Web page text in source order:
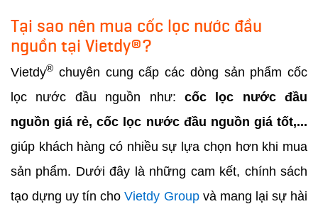
Tại sao nên mua cốc lọc nước đầu
nguồn tại Vietdy®?
Vietdy® chuyên cung cấp các dòng sản phẩm cốc
lọc nước đầu nguồn như: cốc lọc nước đầu
nguồn giá rẻ, cốc lọc nước đầu nguồn giá tốt,...
giúp khách hàng có nhiều sự lựa chọn hơn khi mua
sản phẩm. Dưới đây là những cam kết, chính sách
tạo dựng uy tín choVietdy Groupvà mang lại sự hài